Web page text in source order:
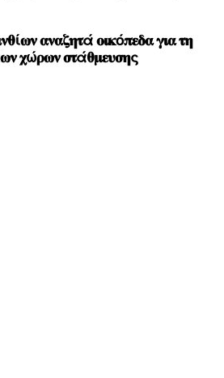
𝛂𝛎𝛂𝛇𝛈𝛕ά 𝛐𝛊𝛋ό𝛑𝛆𝛅𝛂 𝛄𝛊𝛂 𝛕𝛈
𝛘ώ𝛒𝛚𝛎 𝛔𝛕ά𝛉𝛍𝛆𝛖𝛔𝛈ς